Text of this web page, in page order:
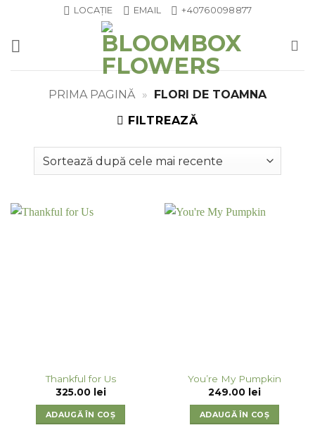
content
LOCAȚIE EMAIL +40760098877
PRIMA PAGINĂ » FLORI DE TOAMNA
FILTREAZĂ
Thankful for Us
325.00
lei
ADAUGĂ ÎN COȘ
You’re My Pumpkin
249.00
lei
ADAUGĂ ÎN COȘ